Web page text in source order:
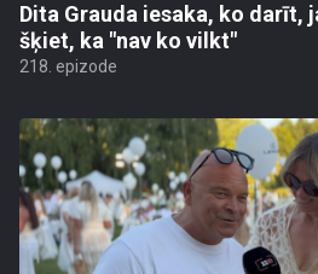
Dita Grauda iesaka, ko darīt,
šķiet, ka "nav ko vilkt"
218. epizode